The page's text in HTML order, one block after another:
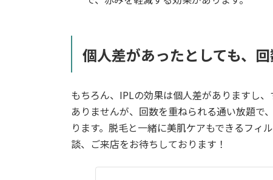
個人差があったとしても、
もちろん、IPLの効果は個人差がありますし
ありませんが、回数を重ねられる通い放題で
ります。脱毛と一緒に美肌ケアもできるフィ
談、ご来店をお待ちしております！